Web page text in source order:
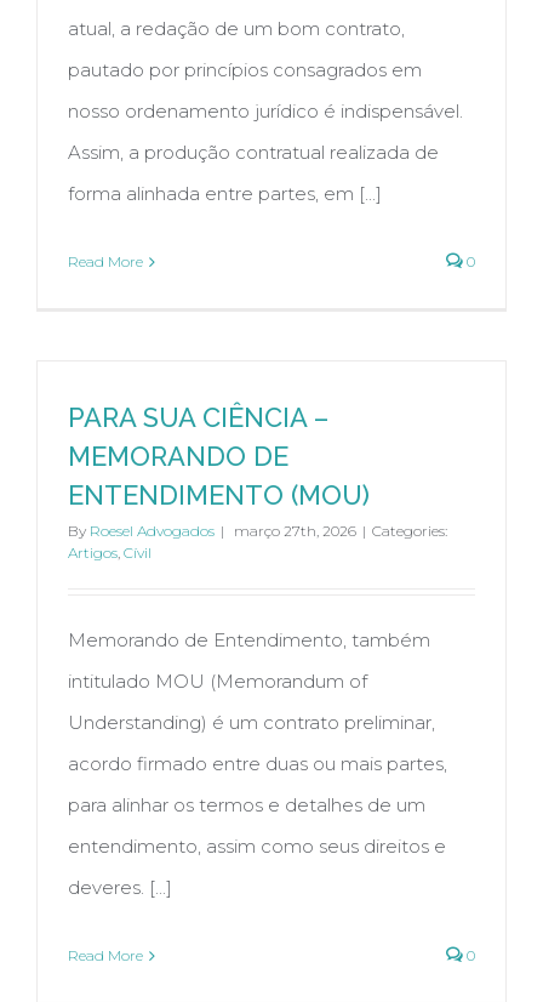
atual, a redação de um bom contrato,
pautado por princípios consagrados em
nosso ordenamento jurídico é indispensável.
Assim, a produção contratual realizada de
forma alinhada entre partes, em [...]
Read More 0
PARA SUA CIÊNCIA –
MEMORANDO DE
ENTENDIMENTO (MOU)
By Roesel Advogados | março 27th, 2026 | Categories:
Artigos, Cívil
Memorando de Entendimento, também
intitulado MOU (Memorandum of
Understanding) é um contrato preliminar,
acordo firmado entre duas ou mais partes,
para alinhar os termos e detalhes de um
entendimento, assim como seus direitos e
deveres. [...]
Read More 0